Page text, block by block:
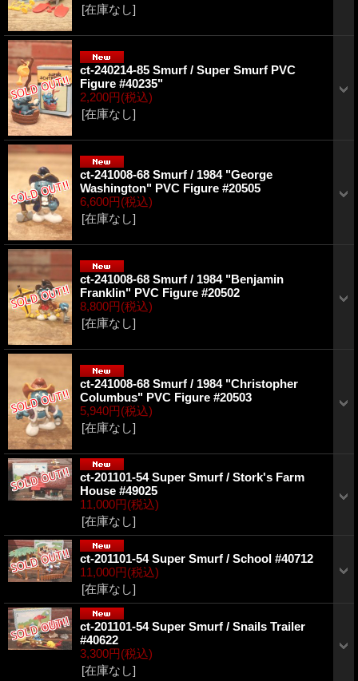
[在庫なし]
ct-240214-85 Smurf / Super Smurf PVC
Figure #40235"
2,200円(税込)
[在庫なし]
ct-241008-68 Smurf / 1984 "George
Washington" PVC Figure #20505
6,600円(税込)
[在庫なし]
ct-241008-68 Smurf / 1984 "Benjamin
Franklin" PVC Figure #20502
8,800円(税込)
[在庫なし]
ct-241008-68 Smurf / 1984 "Christopher
Columbus" PVC Figure #20503
5,940円(税込)
[在庫なし]
ct-201101-54 Super Smurf / Stork's Farm
House #49025
11,000円(税込)
[在庫なし]
ct-201101-54 Super Smurf / School #40712
11,000円(税込)
[在庫なし]
ct-201101-54 Super Smurf / Snails Trailer
#40622
3,300円(税込)
[在庫なし]